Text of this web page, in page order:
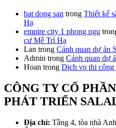
bat dong san trong Thiết kế
Hạ
empire city 1 phong ngu
cư Mễ Trì Hạ
Lan trong Cảnh quan dự án
Admin trong Cảnh quan dự
Hoan trong Dịch vụ thi công
CÔNG TY CỔ
PHÁT TRIỂN
Địa chỉ: Tầng 4, tòa nhà